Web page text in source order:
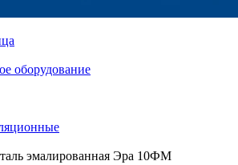
оборудование
эмалированная Эра 10ФМ